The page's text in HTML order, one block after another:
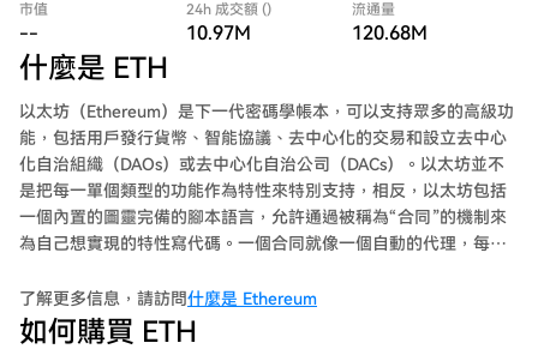
市值
--
24h 成交額 ()
10.97M
流通量
120.68M
什麼是 ETH
以太坊（Ethereum）是下一代密碼學帳本，可以支持眾多的高級功
能，包括用戶發行貨幣、智能協議、去中心化的交易和設立去中心
化自治組織（DAOs）或去中心化自治公司（DACs）。以太坊並不
是把每一單個類型的功能作為特性來特別支持，相反，以太坊包括
一個內置的圖靈完備的腳本語言，允許通過被稱為“合同”的機制來
為自己想實現的特性寫代碼。一個合同就像一個自動的代理，每當
合同內部的數據存儲或者發送交易。
了解更多信息，請訪問什麼是 Ethereum
如何購買 ETH